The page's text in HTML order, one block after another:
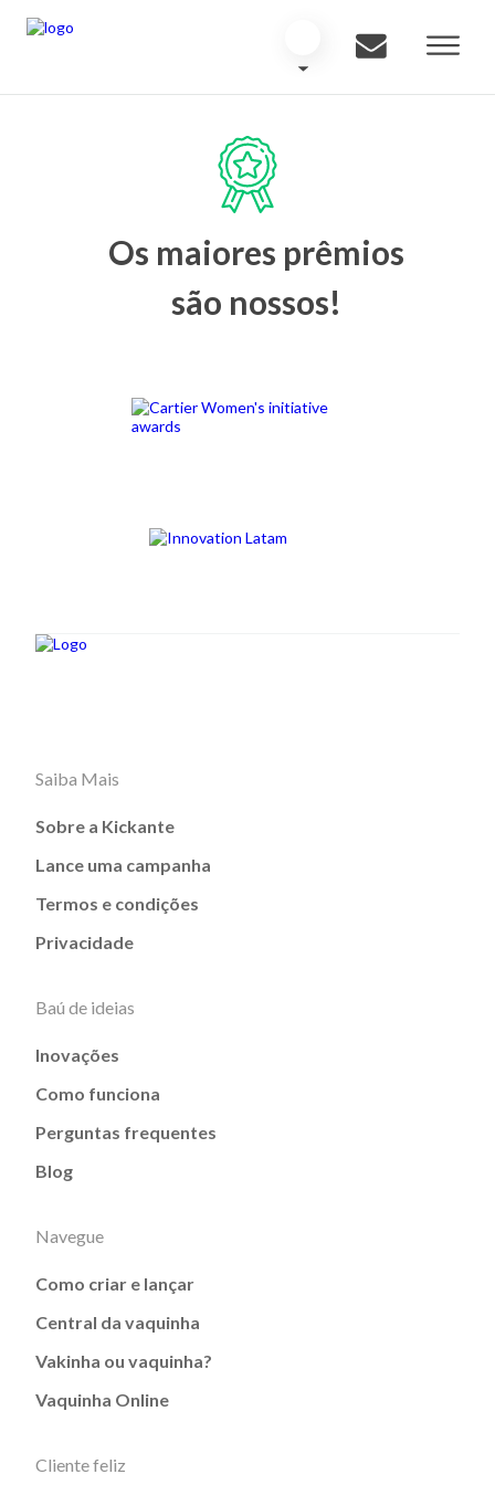
Os maiores prêmios
são nossos!
Saiba Mais
Sobre a Kickante
Lance uma campanha
Termos e condições
Privacidade
Baú de ideias
Inovações
Como funciona
Perguntas frequentes
Blog
Navegue
Como criar e lançar
Central da vaquinha
Vakinha ou vaquinha?
Vaquinha Online
Cliente feliz